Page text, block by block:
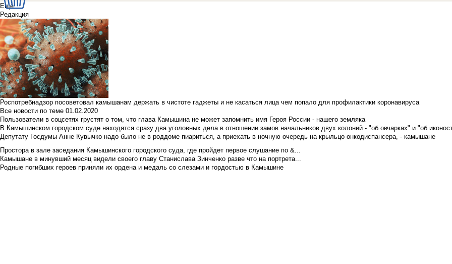
Еще
Редакция
Роспотребнадзор посоветовал камышанам держать в чистоте гаджеты и не касаться лица чем попало для профилактики коронавируса
Все новости по теме 01.02.2020
Пользователи в соцсетях грустят о том, что глава Камышина не может запомнить имя Героя России - нашего земляка
В Камышинском городском суде находятся сразу два уголовных дела в отношении замов начальников двух колоний - "об овчарках" и "об
Депутату Госдумы Анне Кувычко надо было не в роддоме пиариться, а приехать в ночную очередь на крыльцо онкодиспансера, - камышане
Простора в зале заседания Камышинского городского суда, где пройдет первое слушание по &...
Камышане в минувший месяц видели своего главу Станислава Зинченко разве что на портрета...
Родные погибших героев приняли их ордена и медаль со слезами и гордостью в Камышине